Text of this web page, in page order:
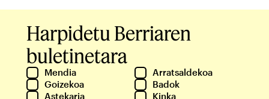
Harpidetu Berriaren
buletinetara
Mendia
Arratsaldekoa
Goizekoa
Badok
Astekaria
Kinka